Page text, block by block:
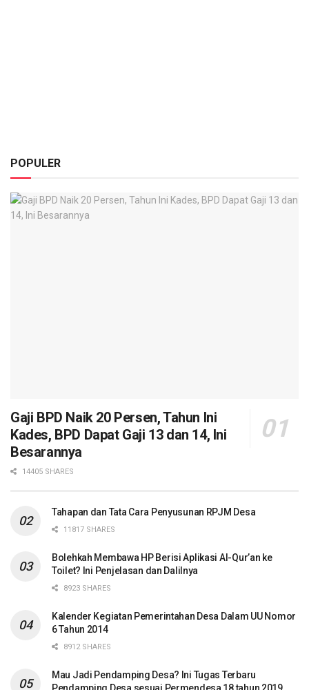
POPULER
Gaji BPD Naik 20 Persen, Tahun Ini
Kades, BPD Dapat Gaji 13 dan 14, Ini
Besarannya
14405 SHARES
Tahapan dan Tata Cara Penyusunan RPJM Desa
11817 SHARES
Bolehkah Membawa HP Berisi Aplikasi Al-Qur’an ke
Toilet? Ini Penjelasan dan Dalilnya
8923 SHARES
Kalender Kegiatan Pemerintahan Desa Dalam UU Nomor
6 Tahun 2014
8912 SHARES
Mau Jadi Pendamping Desa? Ini Tugas Terbaru